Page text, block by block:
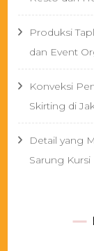
Produksi
dan Event
Konveksi
Skirting di
Detail yang
Sarung